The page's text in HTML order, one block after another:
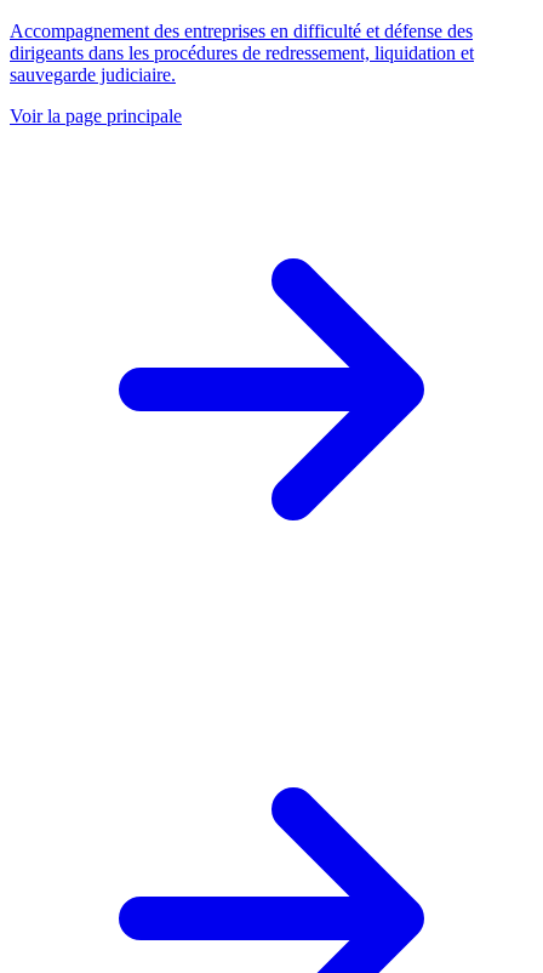
Accompagnement des entreprises en difficulté et défense des
dirigeants dans les procédures de redressement, liquidation et
sauvegarde judiciaire.
Voir la page principale